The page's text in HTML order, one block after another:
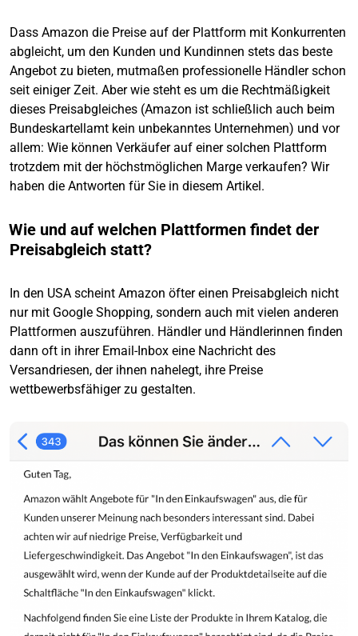
Dass Amazon die Preise auf der Plattform mit Konkurrenten
abgleicht, um den Kunden und Kundinnen stets das beste
Angebot zu bieten, mutmaßen professionelle Händler schon
seit einiger Zeit. Aber wie steht es um die Rechtmäßigkeit
dieses Preisabgleiches (Amazon ist schließlich auch beim
Bundeskartellamt kein unbekanntes Unternehmen) und vor
allem: Wie können Verkäufer auf einer solchen Plattform
trotzdem mit der höchstmöglichen Marge verkaufen? Wir
haben die Antworten für Sie in diesem Artikel.
Wie und auf welchen Plattformen findet der
Preisabgleich statt?
In den USA scheint Amazon öfter einen Preisabgleich nicht
nur mit Google Shopping, sondern auch mit vielen anderen
Plattformen auszuführen. Händler und Händlerinnen finden
dann oft in ihrer Email-Inbox eine Nachricht des
Versandriesen, der ihnen nahelegt, ihre Preise
wettbewerbsfähiger zu gestalten.